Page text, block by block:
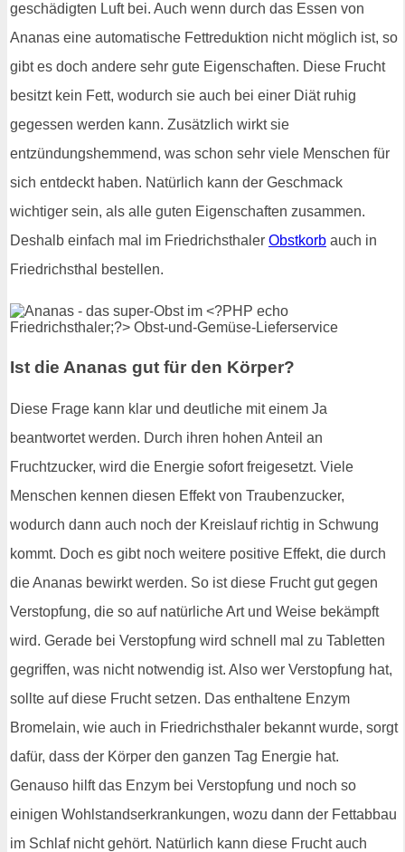
geschädigten Luft bei. Auch wenn durch das Essen von
Ananas eine automatische Fettreduktion nicht möglich ist, so
gibt es doch andere sehr gute Eigenschaften. Diese Frucht
besitzt kein Fett, wodurch sie auch bei einer Diät ruhig
gegessen werden kann. Zusätzlich wirkt sie
entzündungshemmend, was schon sehr viele Menschen für
sich entdeckt haben. Natürlich kann der Geschmack
wichtiger sein, als alle guten Eigenschaften zusammen.
Deshalb einfach mal im Friedrichsthaler Obstkorb auch in
Friedrichsthal bestellen.
Ist die Ananas gut für den Körper?
Diese Frage kann klar und deutliche mit einem Ja
beantwortet werden. Durch ihren hohen Anteil an
Fruchtzucker, wird die Energie sofort freigesetzt. Viele
Menschen kennen diesen Effekt von Traubenzucker,
wodurch dann auch noch der Kreislauf richtig in Schwung
kommt. Doch es gibt noch weitere positive Effekt, die durch
die Ananas bewirkt werden. So ist diese Frucht gut gegen
Verstopfung, die so auf natürliche Art und Weise bekämpft
wird. Gerade bei Verstopfung wird schnell mal zu Tabletten
gegriffen, was nicht notwendig ist. Also wer Verstopfung hat,
sollte auf diese Frucht setzen. Das enthaltene Enzym
Bromelain, wie auch in Friedrichsthaler bekannt wurde, sorgt
dafür, dass der Körper den ganzen Tag Energie hat.
Genauso hilft das Enzym bei Verstopfung und noch so
einigen Wohlstandserkrankungen, wozu dann der Fettabbau
im Schlaf nicht gehört. Natürlich kann diese Frucht auch